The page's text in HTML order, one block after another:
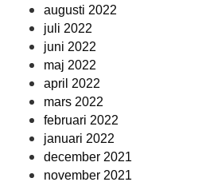
augusti 2022
juli 2022
juni 2022
maj 2022
april 2022
mars 2022
februari 2022
januari 2022
december 2021
november 2021